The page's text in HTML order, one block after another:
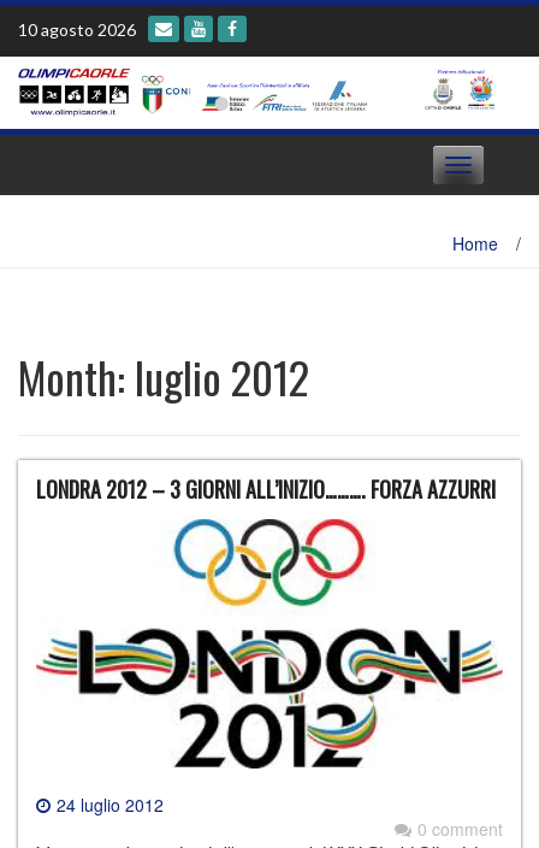
Skip
content
10 agosto 2026
Toggle
navigation
Home /
Month: luglio 2012
LONDRA 2012 – 3 GIORNI ALL’INIZIO………. FORZA AZZURRI
24 luglio 2012
0 comment